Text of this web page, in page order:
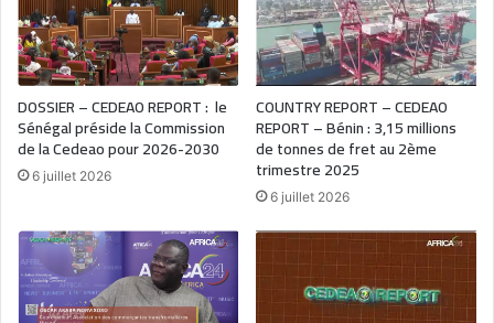
DOSSIER – CEDEAO REPORT : le
Sénégal préside la Commission
de la Cedeao pour 2026-2030
6 juillet 2026
COUNTRY REPORT – CEDEAO
REPORT – Bénin : 3,15 millions
de tonnes de fret au 2ème
trimestre 2025
6 juillet 2026